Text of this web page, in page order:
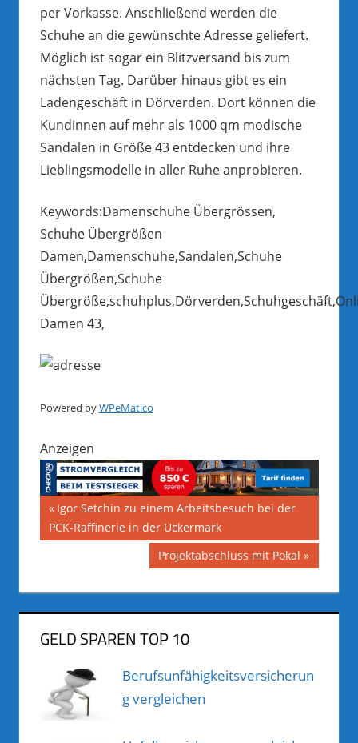
per Vorkasse. Anschließend werden die
Schuhe an die gewünschte Adresse geliefert.
Möglich ist sogar ein Blitzversand bis zum
nächsten Tag. Darüber hinaus gibt es ein
Ladengeschäft in Dörverden. Dort können die
Kundinnen auf mehr als 1000 qm modische
Sandalen in Größe 43 entdecken und ihre
Lieblingsmodelle in aller Ruhe anprobieren.
Keywords:Damenschuhe Übergrössen,
Schuhe Übergrößen
Damen,Damenschuhe,Sandalen,Schuhe
Übergrößen,Schuhe
Damen 43,
Powered byWPeMatico
Anzeigen
Beitragsnavigation
Vorheriger
Beitrag:
Igor Setchin zu einem Arbeitsbesuch bei der
PCK-Raffinerie in der Uckermark
Nächster
Projektabschluss mit Pokal
GELD SPAREN TOP 10
Berufsunfähigkeitsversicherun
g vergleichen